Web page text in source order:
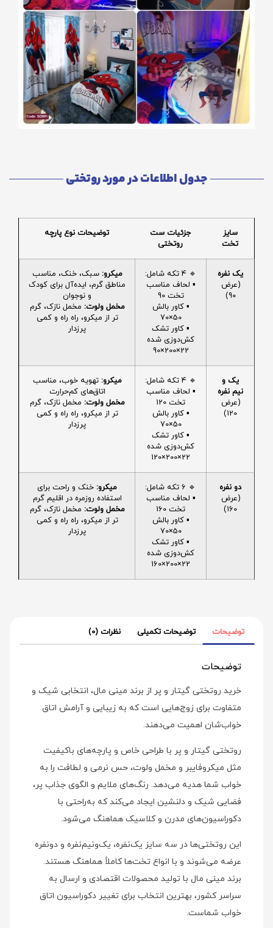
جدول اطلاعات در مورد روتختی
سایز
تخت
جزئیات ست
روتختی
توضیحات نوع پارچه
یک نفره
(عرض
90)
🔹 4 تکه شامل:
▪️ لحاف مناسب
تخت 90
▪️ کاور بالش
50×70
▪️ کاور تشک
کش‌دوزی شده
22×200×90
میکرو: سبک، خنک، مناسب
مناطق گرم، ایده‌آل برای کودک
و نوجوان
مخمل ولوت: مخمل نازک، گرم
تر از میکرو، راه راه و کمی
پرزدار
یک و
نیم نفره
(عرض
120)
🔹 4 تکه شامل:
▪️ لحاف مناسب
تخت 120
▪️ کاور بالش
50×70
▪️ کاور تشک
کش‌دوزی شده
22×200×120
میکرو: تهویه خوب، مناسب
اتاق‌های کم‌حرارت
مخمل ولوت: مخمل نازک، گرم
تر از میکرو، راه راه و کمی
پرزدار
دو نفره
(عرض
160)
🔹 6 تکه شامل:
▪️ لحاف مناسب
تخت 160
▪️ کاور بالش
50×70
▪️ کاور تشک
کش‌دوزی شده
22×200×160
میکرو: خنک و راحت برای
استفاده روزمره در اقلیم گرم
مخمل ولوت: مخمل نازک، گرم
تر از میکرو، راه راه و کمی
پرزدار
توضیحات توضیحات تکمیلی نظرات (0)
توضیحات
خرید روتختی گیتار و پر از برند مینی‌ مال، انتخابی شیک و
متفاوت برای زوج‌هایی است که به زیبایی و آرامش اتاق
خواب‌شان اهمیت می‌دهند.
روتختی گیتار و پر با طراحی خاص و پارچه‌های باکیفیت
مثل میکروفایبر و مخمل ولوت، حس نرمی و لطافت را به
خواب شما هدیه می‌دهد. رنگ‌های ملایم و الگوی جذاب پر،
فضایی شیک و دلنشین ایجاد می‌کند که به‌راحتی با
دکوراسیون‌های مدرن و کلاسیک هماهنگ می‌شود.
این روتختی‌ها در سه سایز یک‌نفره، یک‌ونیم‌نفره و دونفره
عرضه می‌شوند و با انواع تخت‌ها کاملاً هماهنگ هستند.
برند مینی‌ مال با تولید محصولات اقتصادی و ارسال به
سراسر کشور، بهترین انتخاب برای تغییر دکوراسیون اتاق
خواب شماست.